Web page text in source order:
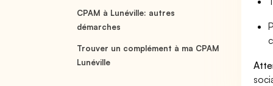
CPAM à Lunéville: autres
démarches
Trouver un complément à ma CPAM
Lunéville